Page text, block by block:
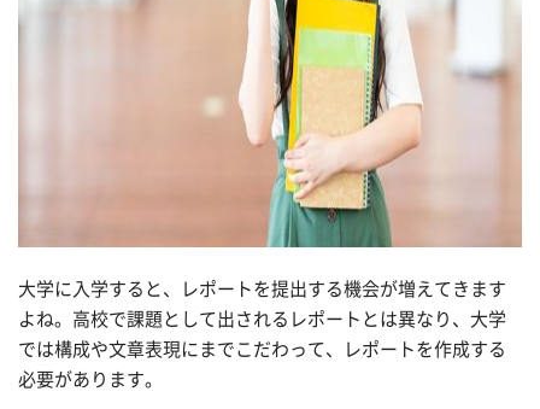
大学に入学すると、レポートを提出する機会が増えてきます
よね。高校で課題として出されるレポートとは異なり、大学
では構成や文章表現にまでこだわって、レポートを作成する
必要があります。